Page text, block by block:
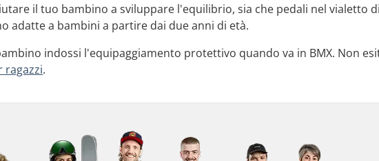
il tuo bambino a sviluppare l'equilibrio, sia che pedali nel vialetto
adatte a bambini a partire dai due anni di età.
indossi l'equipaggiamento protettivo quando va in BMX. Non
ragazzi.